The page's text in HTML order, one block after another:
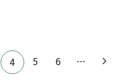
4 5 6 …